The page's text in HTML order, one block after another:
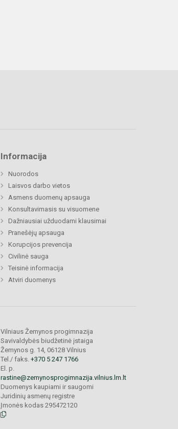
Informacija
Nuorodos
Laisvos darbo vietos
Asmens duomenų apsauga
Konsultavimasis su visuomene
Dažniausiai užduodami klausimai
Pranešėjų apsauga
Korupcijos prevencija
Civilinė sauga
Teisinė informacija
Atviri duomenys
Vilniaus Žemynos progimnazija
Savivaldybės biudžetinė įstaiga
Žemynos g. 14, 06128 Vilnius
Tel./ faks. +370 5 247 1766
El. p.
rastine@zemynosprogimnazija.vilnius.lm.lt
Duomenys kaupiami ir saugomi
Juridinių asmenų registre
Įmonės kodas 295472120